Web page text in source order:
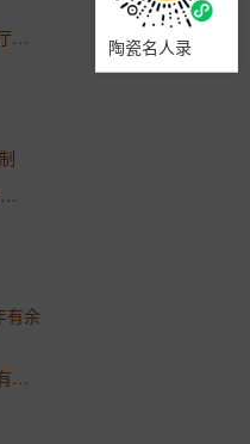
陶瓷名人录
景德镇陶瓷小型鱼缸乌龟缸客厅摆件 荷花盆金鱼缸 碗莲花盆陶瓷装饰
大号陶瓷鱼缸金鱼缸可定制 窑变荷花缸碗莲睡莲锦锂缸 养鱼盆书画缸
日用陶瓷装饰小鱼缸青花连年有余家居装饰鱼缸